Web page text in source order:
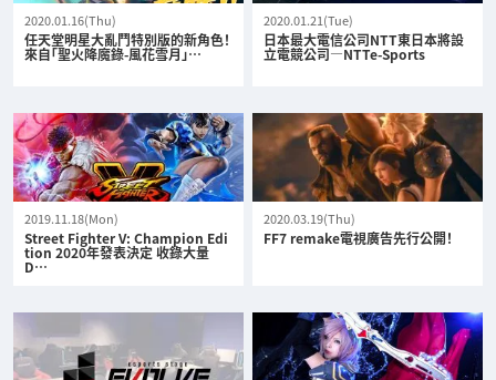
2020.01.16(Thu)
任天堂明星大亂鬥特別版的新角色！
來自「聖火降魔錄-風花雪月」…
2020.01.21(Tue)
日本最大電信公司NTT東日本將設
立電競公司—NTTe-Sports
2019.11.18(Mon)
Street Fighter V: Champion Edi
tion 2020年發表決定 收錄大量
D…
2020.03.19(Thu)
FF7 remake電視廣告先行公開！